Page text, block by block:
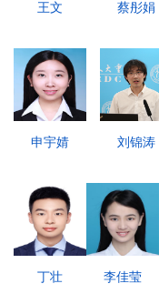
王文 蔡彤娟
申宇婧 刘锦涛
丁壮 李佳莹